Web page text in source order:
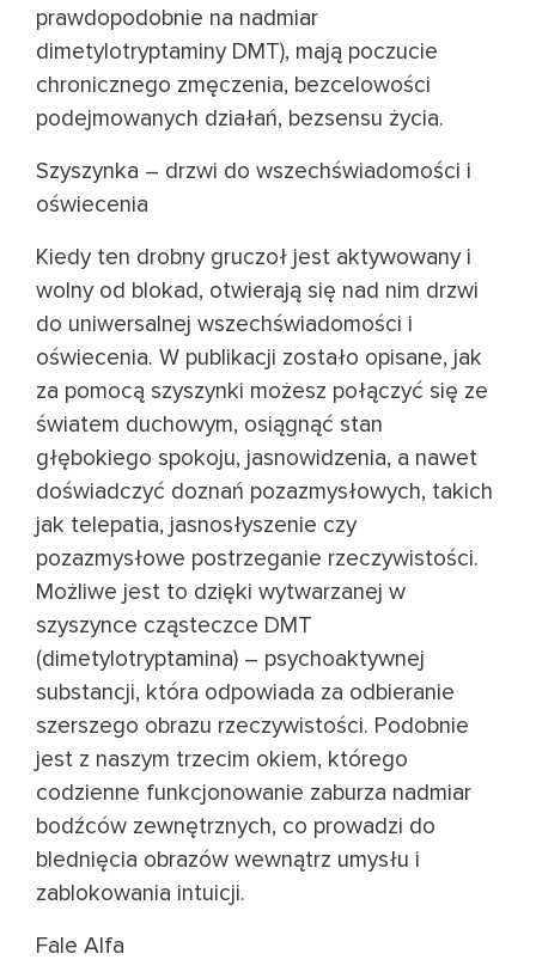
prawdopodobnie na nadmiar
dimetylotryptaminy DMT), mają poczucie
chronicznego zmęczenia, bezcelowości
podejmowanych działań, bezsensu życia.
Szyszynka – drzwi do wszechświadomości i
oświecenia
Kiedy ten drobny gruczoł jest aktywowany i
wolny od blokad, otwierają się nad nim drzwi
do uniwersalnej wszechświadomości i
oświecenia. W publikacji zostało opisane, jak
za pomocą szyszynki możesz połączyć się ze
światem duchowym, osiągnąć stan
głębokiego spokoju, jasnowidzenia, a nawet
doświadczyć doznań pozazmysłowych, takich
jak telepatia, jasnosłyszenie czy
pozazmysłowe postrzeganie rzeczywistości.
Możliwe jest to dzięki wytwarzanej w
szyszynce cząsteczce DMT
(dimetylotryptamina) – psychoaktywnej
substancji, która odpowiada za odbieranie
szerszego obrazu rzeczywistości. Podobnie
jest z naszym trzecim okiem, którego
codzienne funkcjonowanie zaburza nadmiar
bodźców zewnętrznych, co prowadzi do
blednięcia obrazów wewnątrz umysłu i
zablokowania intuicji.
Fale Alfa